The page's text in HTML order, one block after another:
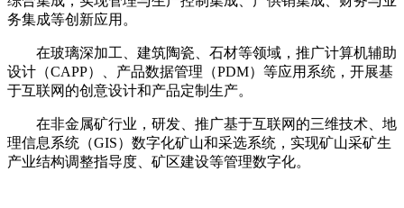
务集成等创新应用。
在玻璃深加工、建筑陶瓷、石材等领域，推广计算机辅助
设计（CAPP）、产品数据管理（PDM）等应用系统，开展基
于互联网的创意设计和产品定制生产。
在非金属矿行业，研发、推广基于互联网的三维技术、地
理信息系统（GIS）数字化矿山和采选系统，实现矿山采矿生
产业结构调整指导度、矿区建设等管理数字化。